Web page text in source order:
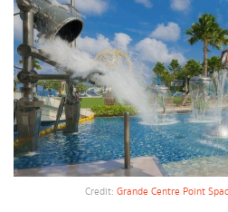
Credit: Grande Centre Point